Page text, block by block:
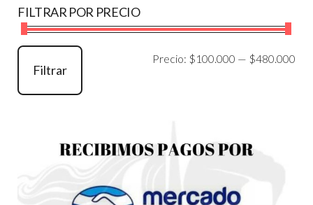
FILTRAR POR PRECIO
Filtrar
Precio: $100.000 — $480.000